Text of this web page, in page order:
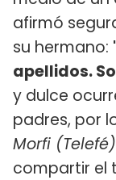
afirmó
su hermano:
apellidos.
y dulce
padres, por
Morfi (Telefé)
compartir el